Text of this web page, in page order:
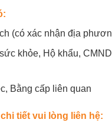
:
(có xác nhận địa
khỏe, Hộ khẩu,
Bằng cấp liên quan
tiết vui lòng liên hệ: